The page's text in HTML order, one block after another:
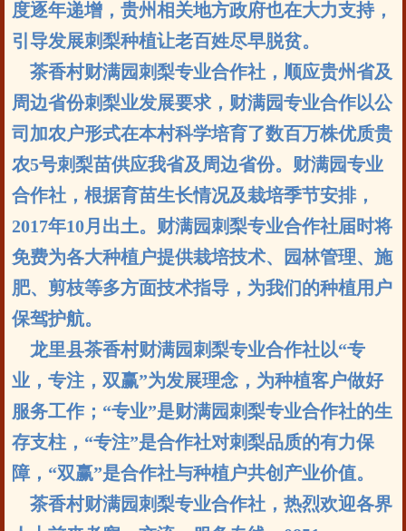
度逐年递增，贵州相关地方政府也在大力支持，
引导发展刺梨种植让老百姓尽早脱贫。
茶香村财满园刺梨专业合作社，顺应贵州省及
周边省份刺梨业发展要求，财满园专业合作以公
司加农户形式在本村科学培育了数百万株优质贵
农5号刺梨苗供应我省及周边省份。财满园专业
合作社，根据育苗生长情况及栽培季节安排，
2017年10月出土。财满园刺梨专业合作社届时将
免费为各大种植户提供栽培技术、园林管理、施
肥、剪枝等多方面技术指导，为我们的种植用户
保驾护航。
龙里县茶香村财满园刺梨专业合作社以“专
业，专注，双赢”为发展理念，为种植客户做好
服务工作；“专业”是财满园刺梨专业合作社的生
存支柱，“专注”是合作社对刺梨品质的有力保
障，“双赢”是合作社与种植户共创产业价值。
茶香村财满园刺梨专业合作社，热烈欢迎各界